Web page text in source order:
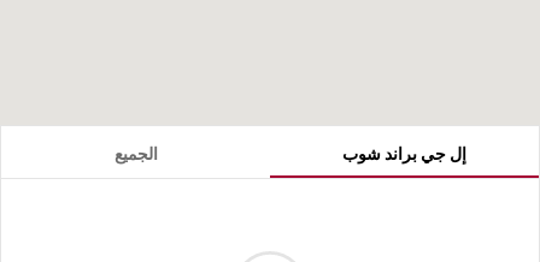
إل جي براند شوب الجميع